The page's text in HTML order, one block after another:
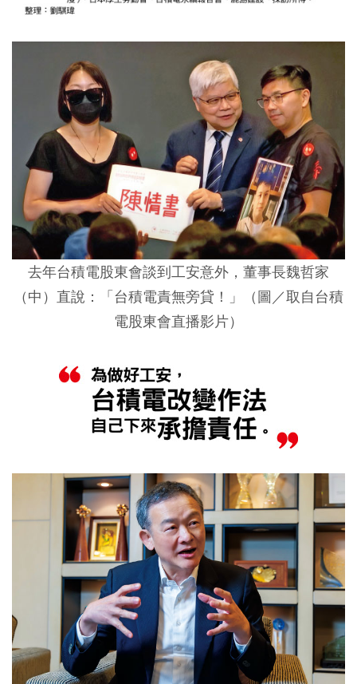
去年台積電股東會談到工安意外，董事長魏哲家
（中）直說：「台積電責無旁貸！」（圖／取自台積
電股東會直播影片）